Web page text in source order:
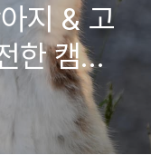
지 & 고
한 캠핑